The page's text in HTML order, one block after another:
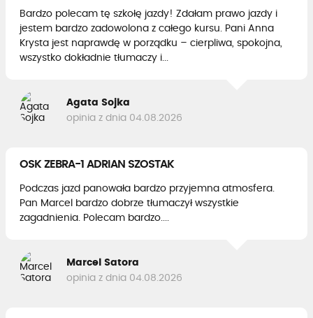
Bardzo polecam tę szkołę jazdy! Zdałam prawo jazdy i
jestem bardzo zadowolona z całego kursu. Pani Anna
Krysta jest naprawdę w porządku – cierpliwa, spokojna,
wszystko dokładnie tłumaczy i...
Agata Sojka
opinia z dnia 04.08.2026
OSK ZEBRA-1 ADRIAN SZOSTAK
Podczas jazd panowała bardzo przyjemna atmosfera.
Pan Marcel bardzo dobrze tłumaczył wszystkie
zagadnienia. Polecam bardzo....
Marcel Satora
opinia z dnia 04.08.2026